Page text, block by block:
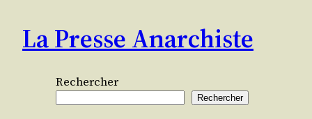
contenu
La Presse Anarchiste
Rechercher
Rechercher